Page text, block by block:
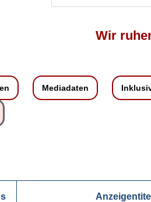
Wir
Mediadaten